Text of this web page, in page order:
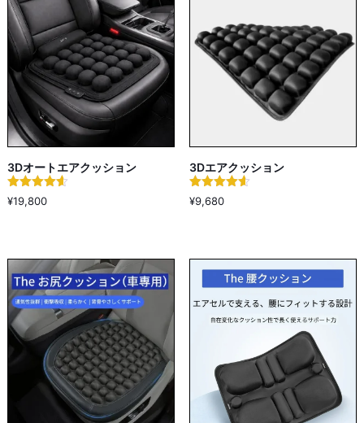
3Dオートエアクッション
5段階中
4.60
¥19,800
3Dエアクッション
5段階中
4.56
¥9,680